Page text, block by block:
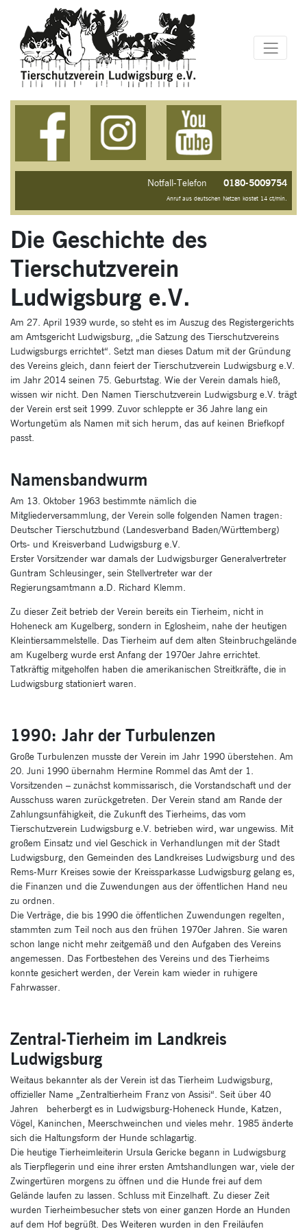
Notfall-Telefon 0180-5009754
Anruf aus deutschen Netzen kostet 14 ct/min.
Die Geschichte des
Tierschutzverein
Ludwigsburg e.V.
Am 27. April 1939 wurde, so steht es im Auszug des Registergerichts
am Amtsgericht Ludwigsburg, „die Satzung des Tierschutzvereins
Ludwigsburgs errichtet“. Setzt man dieses Datum mit der Gründung
des Vereins gleich, dann feiert der Tierschutzverein Ludwigsburg e.V.
im Jahr 2014 seinen 75. Geburtstag. Wie der Verein damals hieß,
wissen wir nicht. Den Namen Tierschutzverein Ludwigsburg e.V. trägt
der Verein erst seit 1999. Zuvor schleppte er 36 Jahre lang ein
Wortungetüm als Namen mit sich herum, das auf keinen Briefkopf
passt.
Namensbandwurm
Am 13. Oktober 1963 bestimmte nämlich die
Mitgliederversammlung, der Verein solle folgenden Namen tragen:
Deutscher Tierschutzbund (Landesverband Baden/Württemberg)
Orts- und Kreisverband Ludwigsburg e.V.
Erster Vorsitzender war damals der Ludwigsburger Generalvertreter
Guntram Schleusinger, sein Stellvertreter war der
Regierungsamtmann a.D. Richard Klemm.
Zu dieser Zeit betrieb der Verein bereits ein Tierheim, nicht in
Hoheneck am Kugelberg, sondern in Eglosheim, nahe der heutigen
Kleintiersammelstelle. Das Tierheim auf dem alten Steinbruchgelände
am Kugelberg wurde erst Anfang der 1970er Jahre errichtet.
Tatkräftig mitgeholfen haben die amerikanischen Streitkräfte, die in
Ludwigsburg stationiert waren.
1990: Jahr der Turbulenzen
Große Turbulenzen musste der Verein im Jahr 1990 überstehen. Am
20. Juni 1990 übernahm Hermine Rommel das Amt der 1.
Vorsitzenden – zunächst kommissarisch, die Vorstandschaft und der
Ausschuss waren zurückgetreten. Der Verein stand am Rande der
Zahlungsunfähigkeit, die Zukunft des Tierheims, das vom
Tierschutzverein Ludwigsburg e.V. betrieben wird, war ungewiss. Mit
großem Einsatz und viel Geschick in Verhandlungen mit der Stadt
Ludwigsburg, den Gemeinden des Landkreises Ludwigsburg und des
Rems-Murr Kreises sowie der Kreissparkasse Ludwigsburg gelang es,
die Finanzen und die Zuwendungen aus der öffentlichen Hand neu
zu ordnen.
Die Verträge, die bis 1990 die öffentlichen Zuwendungen regelten,
stammten zum Teil noch aus den frühen 1970er Jahren. Sie waren
schon lange nicht mehr zeitgemäß und den Aufgaben des Vereins
angemessen. Das Fortbestehen des Vereins und des Tierheims
konnte gesichert werden, der Verein kam wieder in ruhigere
Fahrwasser.
Zentral-Tierheim im Landkreis
Ludwigsburg
Weitaus bekannter als der Verein ist das Tierheim Ludwigsburg,
offizieller Name „Zentraltierheim Franz von Assisi“. Seit über 40
Jahren beherbergt es in Ludwigsburg-Hoheneck Hunde, Katzen,
Vögel, Kaninchen, Meerschweinchen und vieles mehr. 1985 änderte
sich die Haltungsform der Hunde schlagartig.
Die heutige Tierheimleiterin Ursula Gericke begann in Ludwigsburg
als Tierpflegerin und eine ihrer ersten Amtshandlungen war, viele der
Zwingertüren morgens zu öffnen und die Hunde frei auf dem
Gelände laufen zu lassen. Schluss mit Einzelhaft. Zu dieser Zeit
wurden Tierheimbesucher stets von einer ganzen Horde an Hunden
auf dem Hof begrüßt. Des Weiteren wurden in den Freiläufen